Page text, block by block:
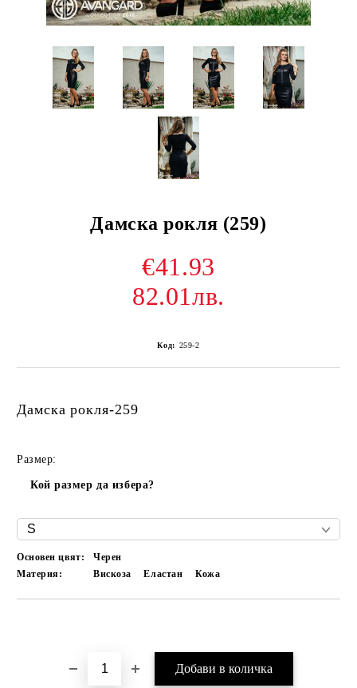
Дамска рокля (259)
€41.93
82.01лв.
Код: 259-2
Дамска рокля-259
Размер:
Кой размер да избера?
Основен цвят:
Черен
Материя:
Вискоза Еластан Кожа